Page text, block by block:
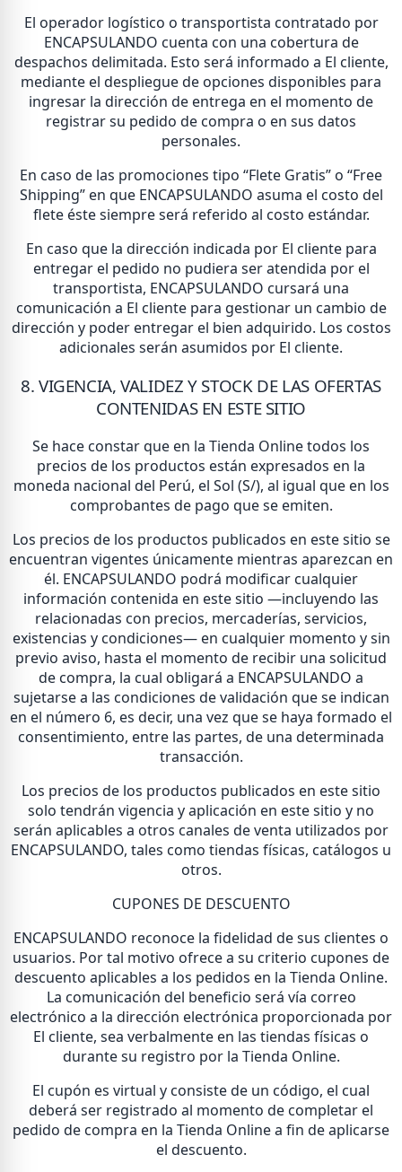
El operador logístico o transportista contratado por
ENCAPSULANDO cuenta con una cobertura de
despachos delimitada. Esto será informado a El cliente,
mediante el despliegue de opciones disponibles para
ingresar la dirección de entrega en el momento de
registrar su pedido de compra o en sus datos
personales.
En caso de las promociones tipo “Flete Gratis” o “Free
Shipping” en que ENCAPSULANDO asuma el costo del
flete éste siempre será referido al costo estándar.
En caso que la dirección indicada por El cliente para
entregar el pedido no pudiera ser atendida por el
transportista, ENCAPSULANDO cursará una
comunicación a El cliente para gestionar un cambio de
dirección y poder entregar el bien adquirido. Los costos
adicionales serán asumidos por El cliente.
8. VIGENCIA, VALIDEZ Y STOCK DE LAS OFERTAS
CONTENIDAS EN ESTE SITIO
Se hace constar que en la Tienda Online todos los
precios de los productos están expresados en la
moneda nacional del Perú, el Sol (S/), al igual que en los
comprobantes de pago que se emiten.
Los precios de los productos publicados en este sitio se
encuentran vigentes únicamente mientras aparezcan en
él. ENCAPSULANDO podrá modificar cualquier
información contenida en este sitio —incluyendo las
relacionadas con precios, mercaderías, servicios,
existencias y condiciones— en cualquier momento y sin
previo aviso, hasta el momento de recibir una solicitud
de compra, la cual obligará a ENCAPSULANDO a
sujetarse a las condiciones de validación que se indican
en el número 6, es decir, una vez que se haya formado el
consentimiento, entre las partes, de una determinada
transacción.
Los precios de los productos publicados en este sitio
solo tendrán vigencia y aplicación en este sitio y no
serán aplicables a otros canales de venta utilizados por
ENCAPSULANDO, tales como tiendas físicas, catálogos u
otros.
CUPONES DE DESCUENTO
ENCAPSULANDO reconoce la fidelidad de sus clientes o
usuarios. Por tal motivo ofrece a su criterio cupones de
descuento aplicables a los pedidos en la Tienda Online.
La comunicación del beneficio será vía correo
electrónico a la dirección electrónica proporcionada por
El cliente, sea verbalmente en las tiendas físicas o
durante su registro por la Tienda Online.
El cupón es virtual y consiste de un código, el cual
deberá ser registrado al momento de completar el
pedido de compra en la Tienda Online a fin de aplicarse
el descuento.